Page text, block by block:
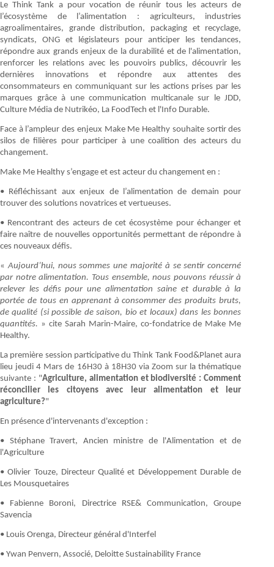
Le Think Tank a pour vocation de réunir tous les acteurs de
l’écosystème de l’alimentation : agriculteurs, industries
agroalimentaires, grande distribution, packaging et recyclage,
syndicats, ONG et législateurs pour anticiper les tendances,
répondre aux grands enjeux de la durabilité et de l'alimentation,
renforcer les relations avec les pouvoirs publics, découvrir les
dernières innovations et répondre aux attentes des
consommateurs en communiquant sur les actions prises par les
marques grâce à une communication multicanale sur le JDD,
Culture Média de Nutrikéo, La FoodTech et l'Info Durable.
Face à l’ampleur des enjeux Make Me Healthy souhaite sortir des
silos de filières pour participer à une coalition des acteurs du
changement.
Make Me Healthy s’engage et est acteur du changement en :
• Réfléchissant aux enjeux de l’alimentation de demain pour
trouver des solutions novatrices et vertueuses.
• Rencontrant des acteurs de cet écosystème pour échanger et
faire naître de nouvelles opportunités permettant de répondre à
ces nouveaux défis.
«Aujourd’hui, nous sommes une majorité à se sentir concerné
par notre alimentation. Tous ensemble, nous pouvons réussir à
relever les défis pour une alimentation saine et durable à la
portée de tous en apprenant à consommer des produits bruts,
de qualité (si possible de saison, bio et locaux) dans les bonnes
quantités. » cite Sarah Marin-Maire, co-fondatrice de Make Me
Healthy.
La première session participative du Think Tank Food&Planet aura
lieu jeudi 4 Mars de 16H30 à 18H30 via Zoom sur la thématique
suivante : "Agriculture, alimentation et biodiversité : Comment
réconcilier les citoyens avec leur alimentation et leur
agriculture?"
En présence d'intervenants d'exception :
• Stéphane Travert, Ancien ministre de l'Alimentation et de
l'Agriculture
• Olivier Touze, Directeur Qualité et Développement Durable de
Les Mousquetaires
• Fabienne Boroni, Directrice RSE& Communication, Groupe
Savencia
• Louis Orenga, Directeur général d'Interfel
• Ywan Penvern, Associé, Deloitte Sustainability France